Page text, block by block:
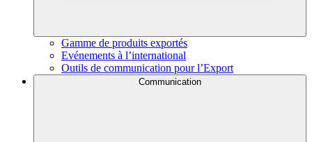
Gamme de produits exportés
Evénements à l’international
Outils de communication pour l’Export
Communication